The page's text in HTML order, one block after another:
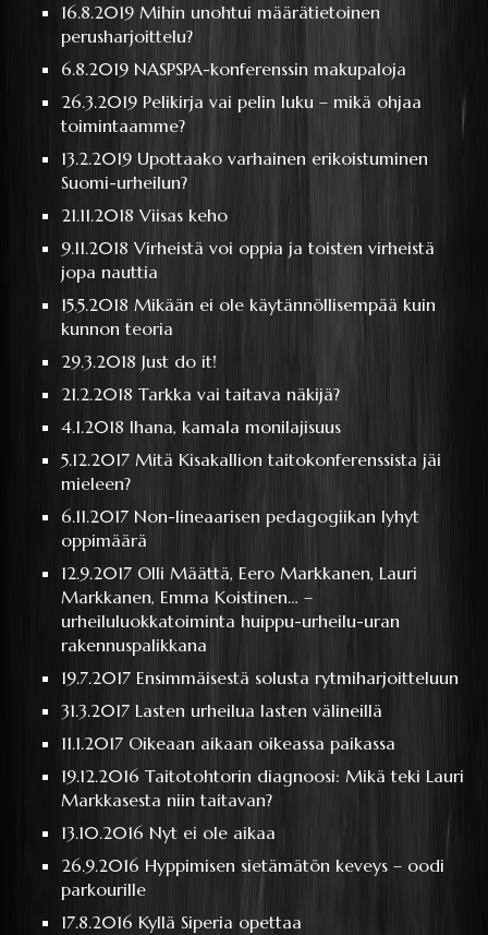
16.8.2019Mihin unohtui määrätietoinen
perusharjoittelu?
6.8.2019NASPSPA-konferenssin makupaloja
26.3.2019Pelikirja vai pelin luku – mikä ohjaa
toimintaamme?
13.2.2019 Upottaako varhainen erikoistuminen
Suomi-urheilun?
21.11.2018Viisas keho
9.11.2018Virheistä voi oppia ja toisten virheistä
jopa nauttia
15.5.2018Mikään ei ole käytännöllisempää kuin
kunnon teoria
29.3.2018 Just do it!
21.2.2018Tarkka vai taitava näkijä?
4.1.2018 Ihana, kamala monilajisuus
5.12.2017Mitä Kisakallion taitokonferenssista jäi
mieleen?
6.11.2017Non-lineaarisen pedagogiikan lyhyt
oppimäärä
12.9.2017 Olli Määttä, Eero Markkanen, Lauri
Markkanen, Emma Koistinen… –
urheiluluokkatoiminta huippu-urheilu-uran
rakennuspalikkana
19.7.2017Ensimmäisestä solusta rytmiharjoitteluun
31.3.2017Lasten urheilua lasten välineillä
11.1.2017 Oikeaan aikaan oikeassa paikassa
19.12.2016Taitotohtorin diagnoosi: Mikä teki Lauri
Markkasesta niin taitavan?
13.10.2016Nyt ei ole aikaa
26.9.2016Hyppimisen sietämätön keveys – oodi
parkourille
17.8.2016 Kyllä Siperia opettaa